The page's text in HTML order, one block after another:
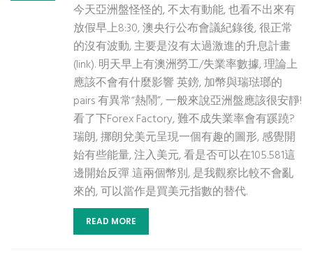
今天亞洲盤怪怪的, 不太有動能, 也看不出來有
放假早上8:30, 澳央行公布會議紀錄後, 很正常
的沒有波動, 主要是沒有太過激進的升息計畫
(link). 明天早上有澳洲勞工/失業率數據, 理論上
應該不會有什麼影響 英鎊, 加幣與瑞琺瑯的
pairs 有異常“熱鬧”, 一般來說亞洲盤應該很安靜!
看了下Forex Factory, 難不成失業率會有蹊蹺?
瑞朗, 挪朗兌美元呈現一個有趣的圖形, 感覺開
始有些能量, 注入美元, 看是否可以在105.581這
邊開始反彈 這兩個幣別, 是我觀察比較不會亂
來的, 可以當作是買美元指數的替代.
READ MORE